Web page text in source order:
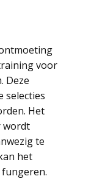
voor
Deze
selecties
Het
wordt
te
het